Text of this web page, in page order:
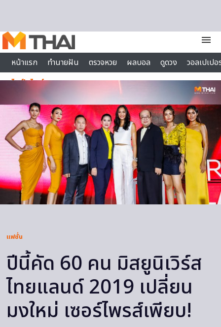
menu
หน้าแรก
ทำนายฝัน ตรวจหวย ผลบอล ดูดวง
วอลเปเป
ไลฟ์สไตล์
แฟชั่น
ปีนี้คัด 60 คน มิสยูนิเวิร์ส
ไทยแลนด์ 2019 เปลี่ยน
มงใหม่ เซอร์ไพรส์เพียบ!